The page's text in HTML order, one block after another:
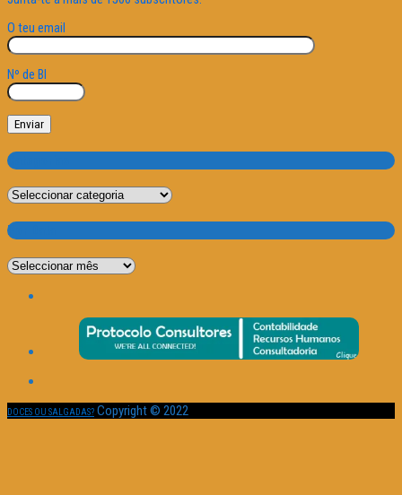
O teu email
Nº de BI
Categorias
Categorias
Por Data
Por
DOCES OU SALGADAS? Copyright © 2022